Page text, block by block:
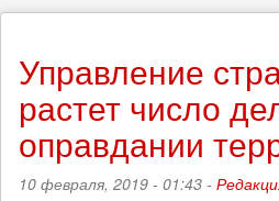
Управление
растет число
оправдании
10 февраля, 2019 - 01:43 -